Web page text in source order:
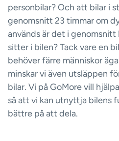
personbilar? Och att bilar i
genomsnitt 23 timmar om
används är det i genomsnitt
sitter i bilen? Tack vare en
behöver färre människor
minskar vi även utsläppen
bilar. Vi på GoMore vill
så att vi kan utnyttja bilens
bättre på att dela.